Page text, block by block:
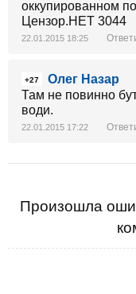
22.01.2015 18:25
+27
Олег Назар
Там не повинно бути
води.
22.01.2015 17:22
Произошла